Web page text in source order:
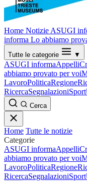
Home Notizie ASUGI
informa Lo abbiamo
Tutte le categorie ▼
ASUGI informaAppelli
abbiamo provato per voi
LavoroPoliticaRegione
RicercaSegnalazioniSport
Cerca
Home Tutte le notizie
Categorie
ASUGI informaAppelli
abbiamo provato per voi
LavoroPoliticaRegione
RicercaSegnalazioniSport